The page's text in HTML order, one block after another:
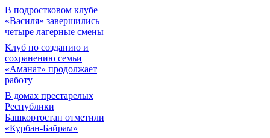
В подростковом клубе
«Василя» завершились
четыре лагерные смены
Клуб по созданию и
сохранению семьи
«Аманат» продолжает
работу
В домах престарелых
Республики
Башкортостан отметили
«Курбан-Байрам»